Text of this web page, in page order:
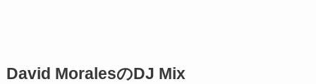
David MoralesのDJ Mix